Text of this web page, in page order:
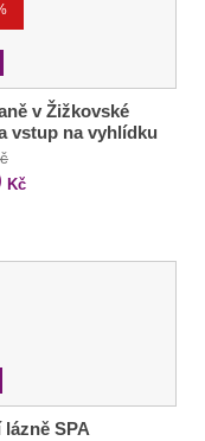
v Žižkovské
vstup na vyhlídku
Kč
lázně SPA